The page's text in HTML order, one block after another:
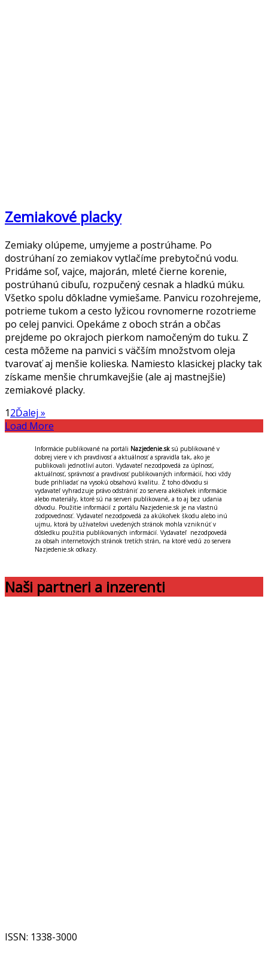
Zemiakové placky
Zemiaky olúpeme, umyjeme a postrúhame. Po
dostrúhaní zo zemiakov vytlačíme prebytočnú vodu.
Pridáme soľ, vajce, majorán, mleté čierne korenie,
postrúhanú cibuľu, rozpučený cesnak a hladkú múku.
Všetko spolu dôkladne vymiešame. Panvicu rozohrejeme,
potrieme tukom a cesto lyžicou rovnomerne rozotrieme
po celej panvici. Opekáme z oboch strán a občas
prejdeme po okrajoch pierkom namočeným do tuku. Z
cesta môžeme na panvici s väčším množstvom oleja
tvarovať aj menšie kolieska. Namiesto klasickej placky tak
získame menšie chrumkavejšie (ale aj mastnejšie)
zemiakové placky.
12Ďalej »
Load More
Informácie publikované na portáli Nazjedenie.sk sú publikované v
dobrej viere v ich pravdivosť a aktuálnosť a spravidla tak, ako je
publikovali jednotliví autori. Vydavateľ nezodpovedá za úplnosť,
aktuálnosť, správnosť a pravdivosť publikovaných informácií, hoci vždy
bude prihliadať na vysokú obsahovú kvalitu. Z toho dôvodu si
vydavateľ vyhradzuje právo odstrániť zo servera akékoľvek informácie
alebo materiály, ktoré sú na serveri publikované, a to aj bez udania
dôvodu. Použitie informácií z portálu Nazjedenie.sk je na vlastnú
zodpovednosť. Vydavateľ nezodpovedá za akúkoľvek škodu alebo inú
ujmu, ktorá by užívateľovi uvedených stránok mohla vzniknúť v
dôsledku použitia publikovaných informácií. Vydavateľ nezodpovedá
za obsah internetových stránok tretích strán, na ktoré vedú zo servera
Nazjedenie.sk odkazy.
Naši partneri a inzerenti
ISSN: 1338-3000